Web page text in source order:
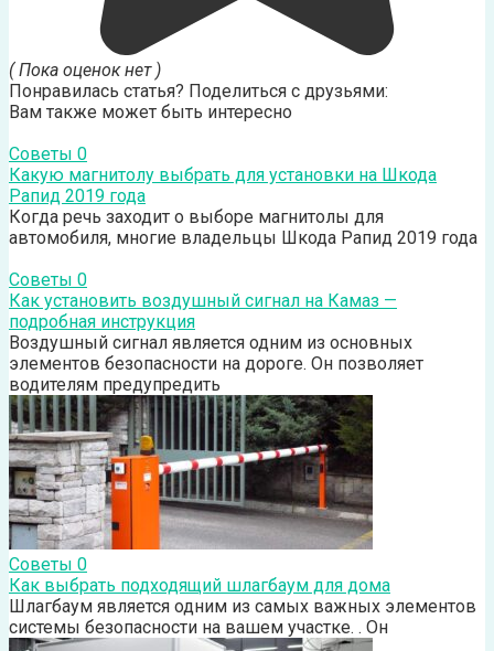
( Пока оценок нет )
Понравилась статья? Поделиться с друзьями:
Вам также может быть интересно
Советы 0
Какую магнитолу выбрать для установки на Шкода
Рапид 2019 года
Когда речь заходит о выборе магнитолы для
автомобиля, многие владельцы Шкода Рапид 2019 года
Советы 0
Как установить воздушный сигнал на Камаз —
подробная инструкция
Воздушный сигнал является одним из основных
элементов безопасности на дороге. Он позволяет
водителям предупредить
Советы 0
Как выбрать подходящий шлагбаум для дома
Шлагбаум является одним из самых важных элементов
системы безопасности на вашем участке. . Он